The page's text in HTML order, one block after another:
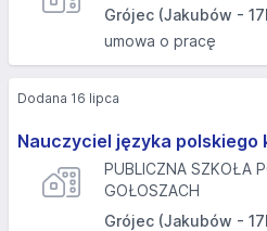
Grójec (Jakubów -
umowa o pracę
Nauczyciel języka polskiego
PUBLICZNA SZKOŁA
GOŁOSZACH
Grójec (Jakubów -
Dodana 16 lipca